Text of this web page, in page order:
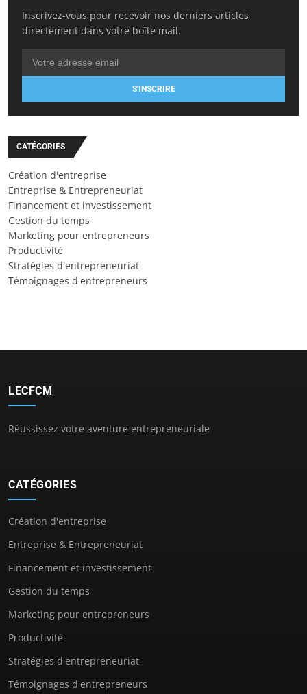
Inscrivez-vous pour recevoir nos derniers articles
directement dans votre boîte mail.
S'INSCRIRE
CATÉGORIES
Création d'entreprise
Entreprise & Entrepreneuriat
Financement et investissement
Gestion du temps
Marketing pour entrepreneurs
Productivité
Stratégies d'entrepreneuriat
Témoignages d'entrepreneurs
LECFCM
Réussissez votre aventure entrepreneuriale
CATÉGORIES
Création d'entreprise
Entreprise & Entrepreneuriat
Financement et investissement
Gestion du temps
Marketing pour entrepreneurs
Productivité
Stratégies d'entrepreneuriat
Témoignages d'entrepreneurs